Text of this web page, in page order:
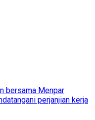
bersama Menpar
perjanjian kerja